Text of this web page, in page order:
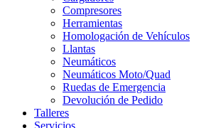
Compresores
Herramientas
Homologación de Vehículos
Llantas
Neumáticos
Neumáticos Moto/Quad
Ruedas de Emergencia
Devolución de Pedido
Talleres
Servicios